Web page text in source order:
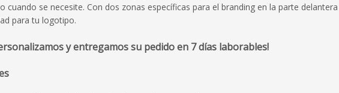
cuando se necesite. Con dos zonas específicas para el branding en la parte
para tu logotipo.
y entregamos su pedido en 7 días laborables!